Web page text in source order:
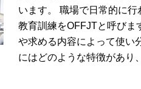
います。 職場で日常的に
教育訓練をOFFJTと呼びま
や求める内容によって使い
にはどのような特徴があり